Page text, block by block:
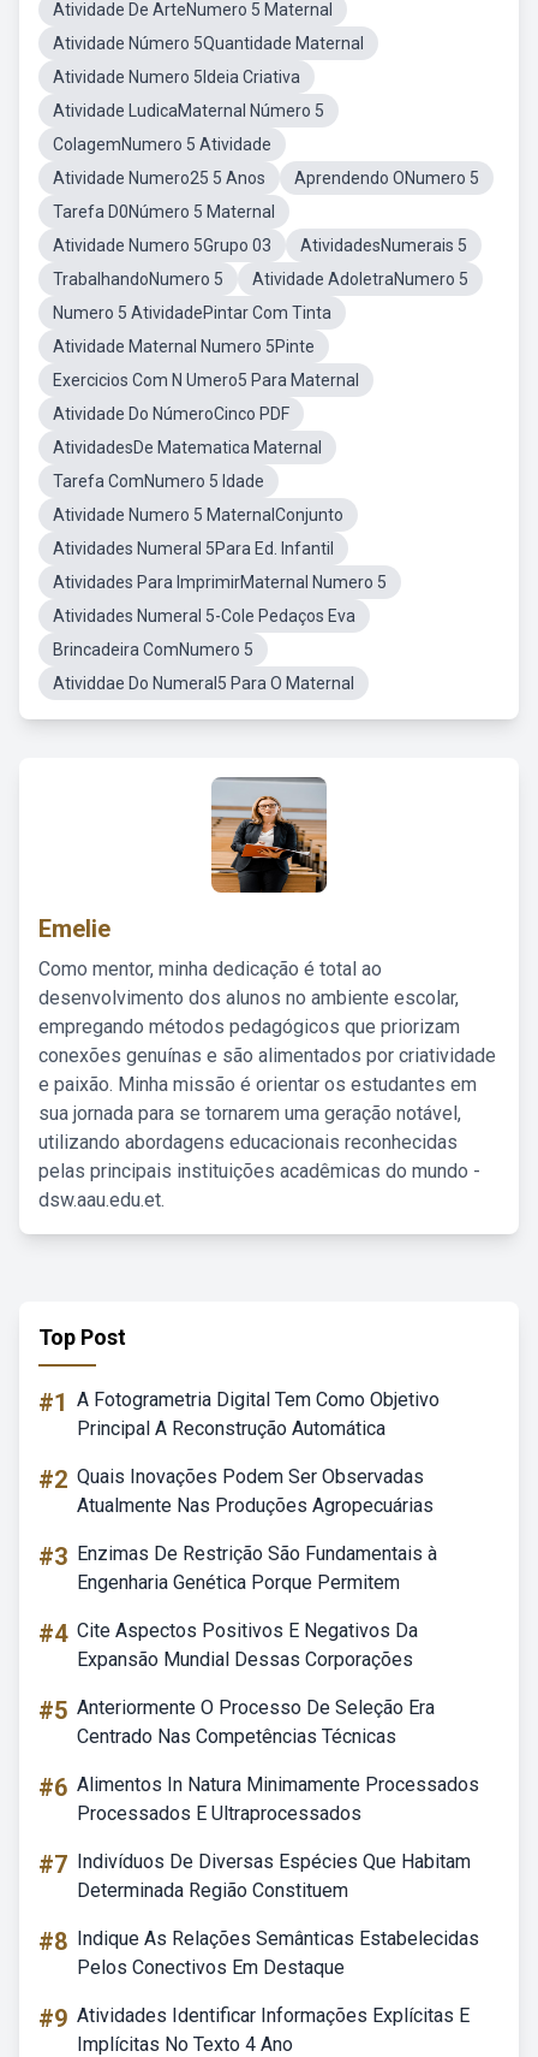
Atividade De ArteNumero 5 Maternal
Atividade Número 5Quantidade Maternal
Atividade Numero 5Ideia Criativa
Atividade LudicaMaternal Número 5
ColagemNumero 5 Atividade
Atividade Numero25 5 Anos
Aprendendo ONumero 5
Tarefa D0Número 5 Maternal
Atividade Numero 5Grupo 03
AtividadesNumerais 5
TrabalhandoNumero 5
Atividade AdoletraNumero 5
Numero 5 AtividadePintar Com Tinta
Atividade Maternal Numero 5Pinte
Exercicios Com N Umero5 Para Maternal
Atividade Do NúmeroCinco PDF
AtividadesDe Matematica Maternal
Tarefa ComNumero 5 Idade
Atividade Numero 5 MaternalConjunto
Atividades Numeral 5Para Ed. Infantil
Atividades Para ImprimirMaternal Numero 5
Atividades Numeral 5-Cole Pedaços Eva
Brincadeira ComNumero 5
Atividdae Do Numeral5 Para O Maternal
Emelie
Como mentor, minha dedicação é total ao
desenvolvimento dos alunos no ambiente escolar,
empregando métodos pedagógicos que priorizam
conexões genuínas e são alimentados por criatividade
e paixão. Minha missão é orientar os estudantes em
sua jornada para se tornarem uma geração notável,
utilizando abordagens educacionais reconhecidas
pelas principais instituições acadêmicas do mundo -
dsw.aau.edu.et.
Top Post
#1 A Fotogrametria Digital Tem Como Objetivo
Principal A Reconstrução Automática
#2 Quais Inovações Podem Ser Observadas
Atualmente Nas Produções Agropecuárias
#3 Enzimas De Restrição São Fundamentais à
Engenharia Genética Porque Permitem
#4 Cite Aspectos Positivos E Negativos Da
Expansão Mundial Dessas Corporações
#5 Anteriormente O Processo De Seleção Era
Centrado Nas Competências Técnicas
#6 Alimentos In Natura Minimamente Processados
Processados E Ultraprocessados
#7 Indivíduos De Diversas Espécies Que Habitam
Determinada Região Constituem
#8 Indique As Relações Semânticas Estabelecidas
Pelos Conectivos Em Destaque
#9 Atividades Identificar Informações Explícitas E
Implícitas No Texto 4 Ano